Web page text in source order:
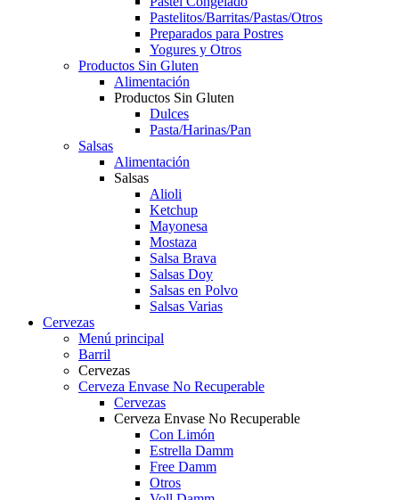
Pastelitos/Barritas/Pastas/Otros
Preparados para Postres
Yogures y Otros
Productos Sin Gluten
Alimentación
Productos Sin Gluten
Dulces
Pasta/Harinas/Pan
Salsas
Alimentación
Salsas
Alioli
Ketchup
Mayonesa
Mostaza
Salsa Brava
Salsas Doy
Salsas en Polvo
Salsas Varias
Cervezas
Menú principal
Barril
Cervezas
Cerveza Envase No Recuperable
Cervezas
Cerveza Envase No Recuperable
Con Limón
Estrella Damm
Free Damm
Otros